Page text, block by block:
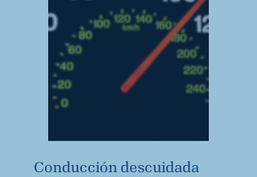
Conducción descuidada